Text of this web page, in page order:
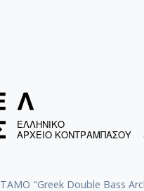
[Φάκελος] GR-As-MTH-
[Φάκελος] GR-As-MTH-
[Φάκελος] GR-As-MTH-
[Φάκελος] GR-As-MTH-
ΤΑΜΟ "Greek Double Bass